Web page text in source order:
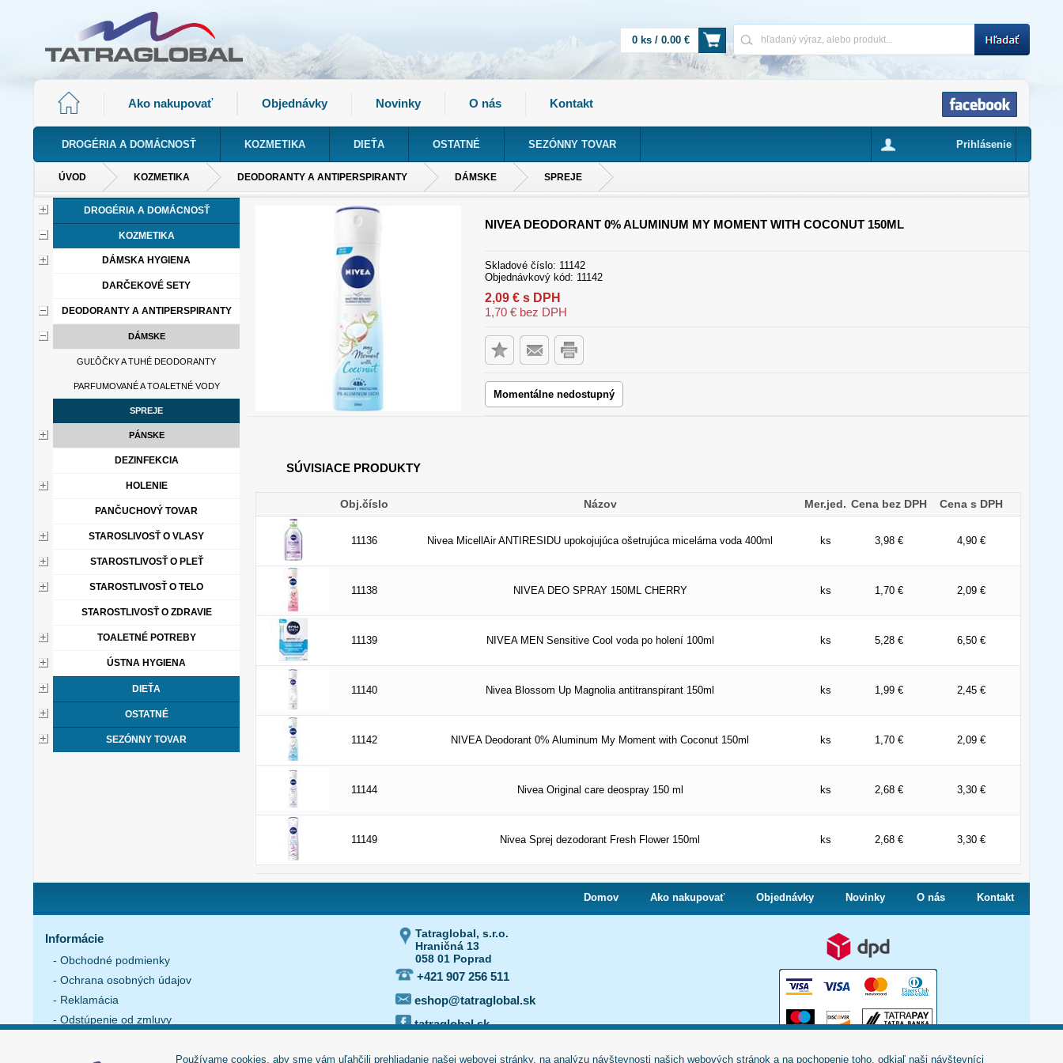
0 ks / 0.00 €
Ako nakupovať Objednávky Novinky O nás Kontakt
DROGÉRIA A DOMÁCNOSŤ KOZMETIKA DIEŤA OSTATNÉ SEZÓNNY TOVAR Prihlásenie
ÚVOD KOZMETIKA DEODORANTY A ANTIPERSPIRANTY DÁMSKE SPREJE
DROGÉRIA A DOMÁCNOSŤ
KOZMETIKA
DÁMSKA HYGIENA
DARČEKOVÉ SETY
DEODORANTY A ANTIPERSPIRANTY
DÁMSKE
GUĽÔČKY A TUHÉ DEODORANTY
PARFUMOVANÉ A TOALETNÉ VODY
SPREJE
PÁNSKE
DEZINFEKCIA
HOLENIE
PANČUCHOVÝ TOVAR
STAROSLIVOSŤ O VLASY
STAROSTLIVOSŤ O PLEŤ
STAROSTLIVOSŤ O TELO
STAROSTLIVOSŤ O ZDRAVIE
TOALETNÉ POTREBY
ÚSTNA HYGIENA
DIEŤA
OSTATNÉ
SEZÓNNY TOVAR
NIVEA DEODORANT 0% ALUMINUM MY MOMENT WITH COCONUT 150ML
Skladové číslo: 11142
Objednávkový kód: 11142
2,09 € s DPH
1,70 € bez DPH
Momentálne nedostupný
SÚVISIACE PRODUKTY
Obj.číslo Názov Mer.jed. Cena bez DPH Cena s DPH
11136 Nivea MicellAir ANTIRESIDU upokojujúca ošetrujúca micelárna voda 400ml ks 3,98 € 4,90 €
11138 NIVEA DEO SPRAY 150ML CHERRY ks 1,70 € 2,09 €
11139 NIVEA MEN Sensitive Cool voda po holení 100ml ks 5,28 € 6,50 €
11140 Nivea Blossom Up Magnolia antitranspirant 150ml ks 1,99 € 2,45 €
11142 NIVEA Deodorant 0% Aluminum My Moment with Coconut 150ml ks 1,70 € 2,09 €
11144 Nivea Original care deospray 150 ml ks 2,68 € 3,30 €
11149 Nivea Sprej dezodorant Fresh Flower 150ml ks 2,68 € 3,30 €
Domov Ako nakupovať Objednávky Novinky O nás Kontakt
Informácie
- Obchodné podmienky
- Ochrana osobných údajov
- Reklamácia
- Odstúpenie od zmluvy
Tatraglobal, s.r.o.
Hraničná 13
058 01 Poprad
+421 907 256 511
eshop@tatraglobal.sk
tatraglobal.sk
Používame cookies, aby sme vám uľahčili prehliadanie našej webovej stránky, na analýzu návštevnosti našich webových stránok a na pochopenie toho, odkiaľ naši návštevníci